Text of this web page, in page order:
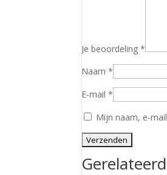
Je beoordeling*
Naam*
E-mail*
Mijn naam, e-